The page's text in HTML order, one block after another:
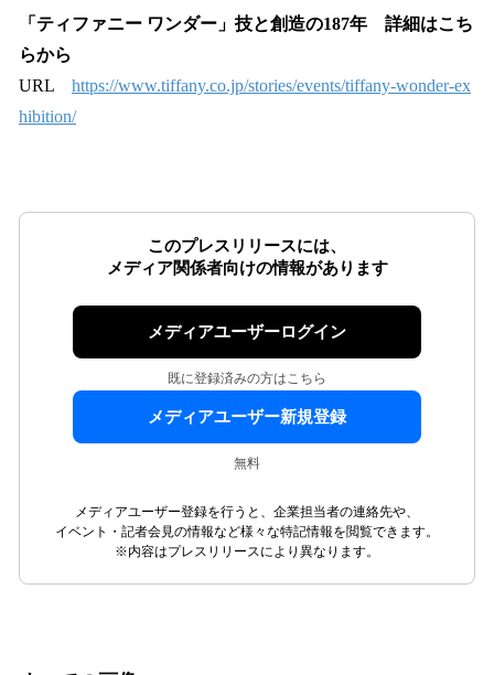
「ティファニー ワンダー」技と創造の187年 詳細はこち
らから
URL https://www.tiffany.co.jp/stories/events/tiffany-wonder-ex
hibition/
このプレスリリースには、
メディア関係者向けの情報があります
メディアユーザーログイン
既に登録済みの方はこちら
メディアユーザー新規登録
無料
メディアユーザー登録を行うと、企業担当者の連絡先や、
イベント・記者会見の情報など様々な特記情報を閲覧できます。
※内容はプレスリリースにより異なります。